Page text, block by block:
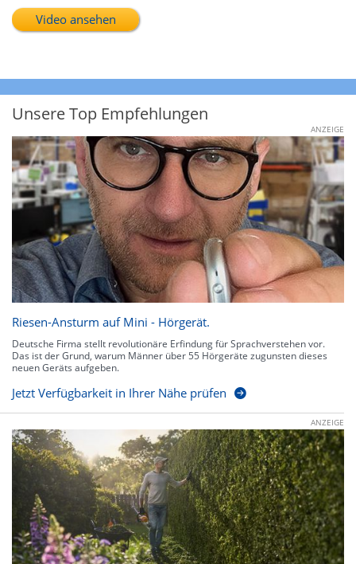
Video ansehen
Unsere Top Empfehlungen
ANZEIGE
Riesen-Ansturm auf Mini - Hörgerät.
Deutsche Firma stellt revolutionäre Erfindung für Sprachverstehen vor.
Das ist der Grund, warum Männer über 55 Hörgeräte zugunsten dieses
neuen Geräts aufgeben.
Jetzt Verfügbarkeit in Ihrer Nähe prüfen
ANZEIGE